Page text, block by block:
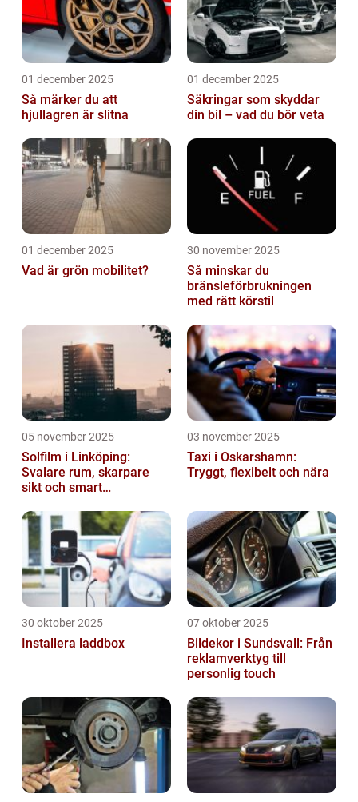
01 december 2025
Så märker du att
hjullagren är slitna
01 december 2025
Säkringar som skyddar
din bil – vad du bör veta
01 december 2025
Vad är grön mobilitet?
30 november 2025
Så minskar du
bränsleförbrukningen
med rätt körstil
05 november 2025
Solfilm i Linköping:
Svalare rum, skarpare
sikt och smart
03 november 2025
Taxi i Oskarshamn:
Tryggt, flexibelt och nära
30 oktober 2025
Installera laddbox
07 oktober 2025
Bildekor i Sundsvall: Från
reklamverktyg till
personlig touch